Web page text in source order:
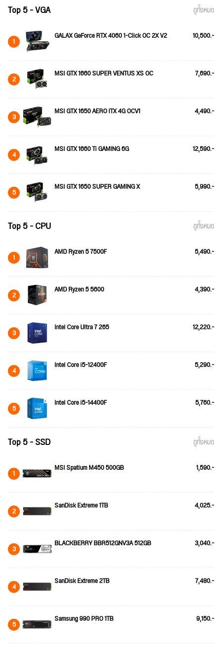
Top 5 - VGA ดูทั้งหมด
1 GALAX GeForce RTX 4060 1-Click OC 2X V2 10,500.-
2 MSI GTX 1660 SUPER VENTUS XS OC 7,690.-
3 MSI GTX 1650 AERO ITX 4G OCV1 4,490.-
4 MSI GTX 1660 Ti GAMING 6G 12,590.-
5 MSI GTX 1650 SUPER GAMING X 5,990.-
Top 5 - CPU ดูทั้งหมด
1 AMD Ryzen 5 7500F 5,490.-
2 AMD Ryzen 5 5600 4,390.-
3 Intel Core Ultra 7 265 12,220.-
4 Intel Core i5-12400F 5,290.-
5 Intel Core i5-14400F 5,760.-
Top 5 - SSD ดูทั้งหมด
1 MSI Spatium M450 500GB 1,590.-
2 SanDisk Extreme 1TB 4,025.-
3 BLACKBERRY BBR512GNV3A 512GB 3,040.-
4 SanDisk Extreme 2TB 7,480.-
5 Samsung 990 PRO 1TB 9,150.-